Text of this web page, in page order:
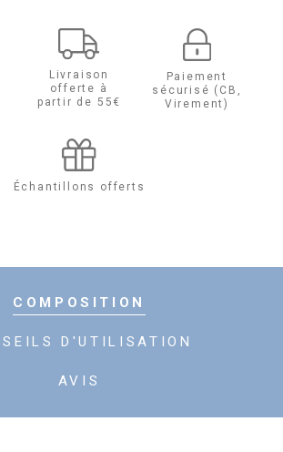
Livraison
offerte à
partir de 55€
Paiement
sécurisé (CB,
Virement)
Échantillons offerts
COMPOSITION
D'UTILISATION
AVIS